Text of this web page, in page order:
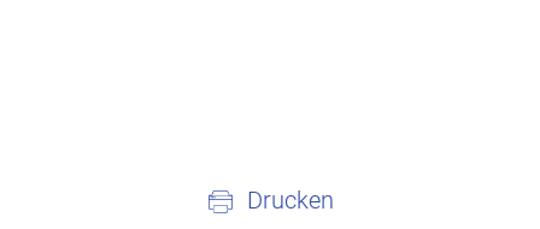
Drucken